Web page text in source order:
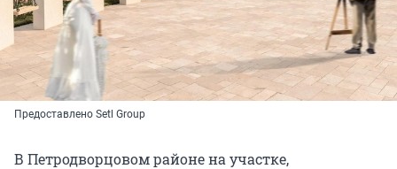
Предоставлено Setl Group
В Петродворцовом районе на участке,